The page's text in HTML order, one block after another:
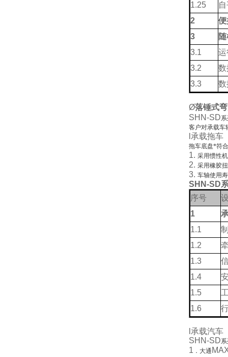
1.25
2
便
3
3.1
运
3.2
数
3.3
数
Ø落锤式
SHN-SD
客户对承载车
承载拖车
拖车底盘*符
1. 采用惯性
2. 采用橡胶
3. 车轴使用
SHN-SD
序号
1
1.1
1.2
1.3
1.4
1.5
1.6
承载汽车
SHN-SD
1 ．大通